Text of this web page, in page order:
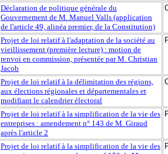
Déclaration de politique générale du
Gouvernement de M. Manuel Valls (application
de l'article 49, alinéa premier, de la Constitution)
Projet de loi relatif à l'adaptation de la société au
vieillissement (première lecture) : motion de
renvoi en commission, présentée par M. Christian
Jacob
Projet de loi relatif à la délimitation des régions,
aux élections régionales et départementales et
modifiant le calendrier électoral
Projet de loi relatif à la simplification de la vie des
entreprises : amendement n° 143 de M. Giraud
après l'article 2
Projet de loi relatif à la simplification de la vie des